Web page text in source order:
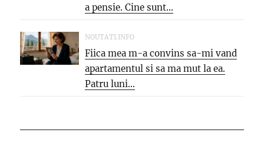
a pensie. Cine sunt...
NOUTATI.INFO
Fiica mea m-a convins sa-mi vand
apartamentul si sa ma mut la ea.
Patru luni...